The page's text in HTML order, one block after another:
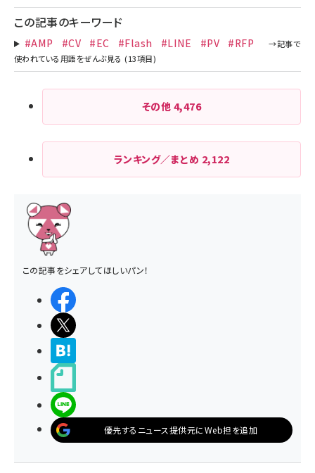
この記事のキーワード
#AMP #CV #EC #Flash #LINE #PV #RFP
その他 4,476
ランキング／まとめ 2,122
この記事をシェアしてほしいパン！
優先するニュース提供元にWeb担を追加